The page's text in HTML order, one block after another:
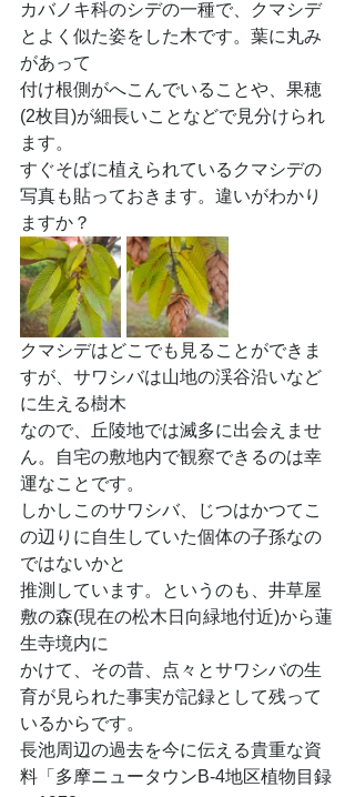
カバノキ科のシデの一種で、クマシデ
とよく似た姿をした木です。葉に丸み
があって
付け根側がへこんでいることや、果穂
(2枚目)が細長いことなどで見分けられ
ます。
すぐそばに植えられているクマシデの
写真も貼っておきます。違いがわかり
ますか？
クマシデはどこでも見ることができま
すが、サワシバは山地の渓谷沿いなど
に生える樹木
なので、丘陵地では滅多に出会えませ
ん。自宅の敷地内で観察できるのは幸
運なことです。
しかしこのサワシバ、じつはかつてこ
の辺りに自生していた個体の子孫なの
ではないかと
推測しています。というのも、井草屋
敷の森(現在の松木日向緑地付近)から蓮
生寺境内に
かけて、その昔、点々とサワシバの生
育が見られた事実が記録として残って
いるからです。
長池周辺の過去を今に伝える貴重な資
料「多摩ニュータウンB-4地区植物目録